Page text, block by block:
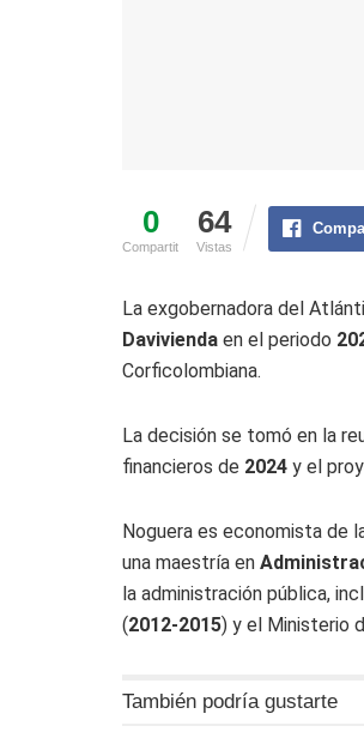
0
Compartit
64
Vistas
La exgobernadora del
Davivienda en el periodo
Corficolombiana.
La decisión se tomó en la
financieros de 2024 y el
Noguera es economista de
una maestría en
la administración pública,
(2012-2015) y el Ministerio
También podría gustarte